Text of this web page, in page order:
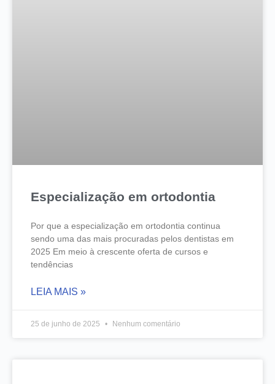
Especialização em ortodontia
Por que a especialização em ortodontia continua
sendo uma das mais procuradas pelos dentistas em
2025 Em meio à crescente oferta de cursos e
tendências
LEIA MAIS »
25 de junho de 2025 Nenhum comentário